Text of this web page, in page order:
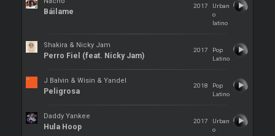
Báilame
2017
Urban
o
latino
Shakira & Nicky Jam
Perro Fiel (feat. Nicky Jam)
2017
Pop
Latino
J Balvin & Wisin & Yandel
Peligrosa
2018
Pop
Latino
Daddy Yankee
Hula Hoop
2017
Urban
o